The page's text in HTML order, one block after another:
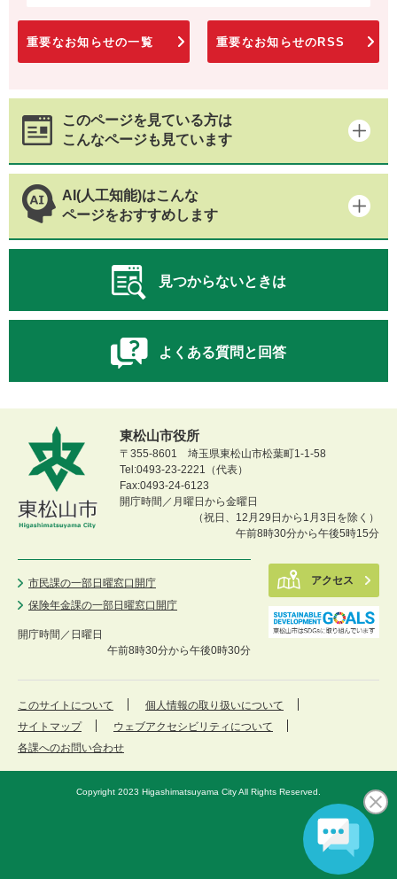
重要なお知らせの一覧 重要なお知らせのRSS
このページを見ている方は
こんなページも見ています
AI(人工知能)はこんな
ページをおすすめします
見つからないときは
よくある質問と回答
東松山市役所
〒355-8601 埼玉県東松山市松葉町1-1-58
Tel:0493-23-2221（代表）
Fax:0493-24-6123
開庁時間／月曜日から金曜日
（祝日、12月29日から1月3日を除く）
午前8時30分から午後5時15分
市民課の一部日曜窓口開庁
保険年金課の一部日曜窓口開庁
開庁時間／ 日曜日
午前8時30分から午後0時30分
アクセス
このサイトについて
個人情報の取り扱いについて
サイトマップ
ウェブアクセシビリティについて
各課へのお問い合わせ
Copyright 2023 Higashimatsuyama City All Rights Reserved.